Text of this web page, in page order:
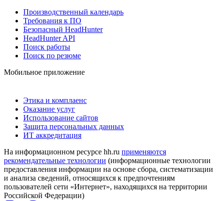
Производственный календарь
Требования к ПО
Безопасный HeadHunter
HeadHunter API
Поиск работы
Поиск по резюме
Мобильное приложение
Этика и комплаенс
Оказание услуг
Использование сайтов
Защита персональных данных
ИТ аккредитация
На информационном ресурсе hh.ru применяются
рекомендательные технологии (информационные технологии
предоставления информации на основе сбора, систематизации
и анализа сведений, относящихся к предпочтениям
пользователей сети «Интернет», находящихся на территории
Российской Федерации)